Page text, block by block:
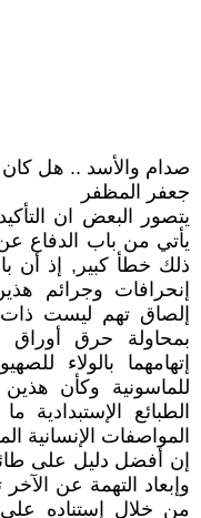
صدام والأسد .. هل كان
جعفر المظفر
يتصور البعض ان
يأتي من باب الدفاع عن
ذلك خطأ كبير, إذ أن
إنحرافات وجرائم
إلصاق تهم ليست ذات
بمحاولة حرق أوراق
إتهامهما بالولاء
للماسونية وكأن
الطبائع
المواصفات الإنسانية
إن أفضل دليل على
وإبعاد التهمة عن
من خلال إستناده